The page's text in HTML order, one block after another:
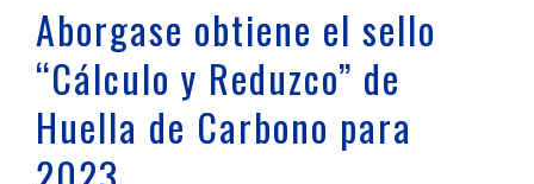
Aborgase obtiene el sello
“Cálculo y Reduzco” de
Huella de Carbono para